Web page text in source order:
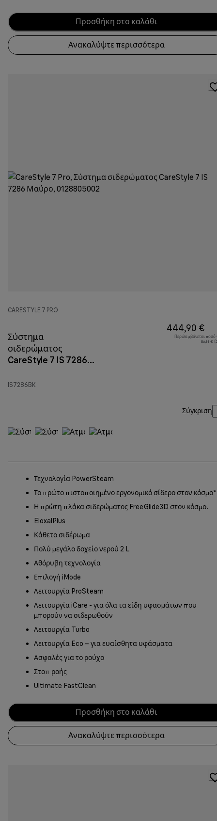
Προσθήκη στο καλάθι
Ανακαλύψτε περισσότερα
CARESTYLE 7 PRO
Σύστημα
σιδερώματος
CareStyle 7 IS 7286
IS7286BK
444,90 €
Περιλαμβάνεται
86,11 €
Σύγκριση
Τεχνολογία PowerSteam
Το πρώτο πιστοποιημένο εργονομικό σίδερο στον κόσμο*
Η πρώτη πλάκα σιδερώματος FreeGlide3D στον κόσμο.
EloxalPlus
Κάθετο σιδέρωμα
Πολύ μεγάλο δοχείο νερού 2 L
Αθόρυβη τεχνολογία
Επιλογή iMode
Λειτουργία ProSteam
Λειτουργία iCare - για όλα τα είδη υφασμάτων που
μπορούν να σιδερωθούν
Λειτουργία Turbo
Λειτουργία Eco – για ευαίσθητα υφάσματα
Ασφαλές για το ρούχο
Στοπ ροής
Ultimate FastClean
Προσθήκη στο καλάθι
Ανακαλύψτε περισσότερα